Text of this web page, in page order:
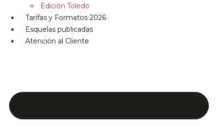
Edición Toledo
Tarifas y Formatos 2026
Esquelas publicadas
Atención al Cliente